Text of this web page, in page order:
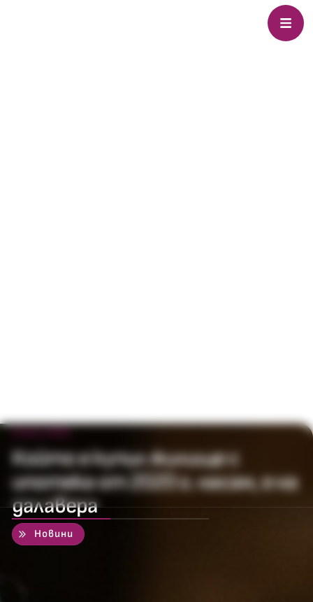
11 юли 2025
Който е купил жилище с
ипотека от 2020 г. насам, е на
далавера
50%
Новини